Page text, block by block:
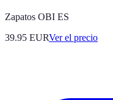
Zapatos OBI ES
39.95 EURVer el precio